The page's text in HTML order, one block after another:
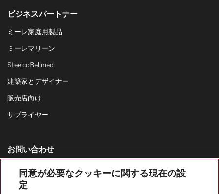
ビジネスパートナー
ミーレ家庭用製品
ミーレマリーン
SteelcoBelimed
建築家とデザイナー
販売店向け
サプライヤー
お問い合わせ
お問い合わせ一覧
家庭用製品の営業窓口
同意が必要なクッキーに関する現在の設
定